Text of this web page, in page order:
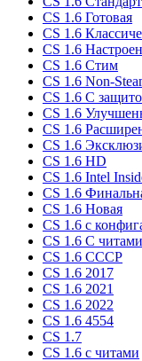
CS 1.6 Готовая
CS 1.6
CS 1.6
CS 1.6 Стим
CS 1.6 Non-
CS 1.6 C
CS 1.6
CS 1.6
CS 1.6
CS 1.6 HD
CS 1.6 Intel
CS 1.6
CS 1.6 Новая
CS 1.6 с
CS 1.6 С читами
CS 1.6 CCCP
CS 1.6 2017
CS 1.6 2021
CS 1.6 2022
CS 1.6 4554
CS 1.7
CS 1.6 с читами